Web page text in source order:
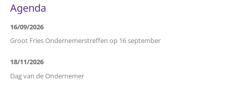
Agenda
16/09/2026
Groot Fries Ondernemerstreffen op 16 september
18/11/2026
Dag van de Ondernemer